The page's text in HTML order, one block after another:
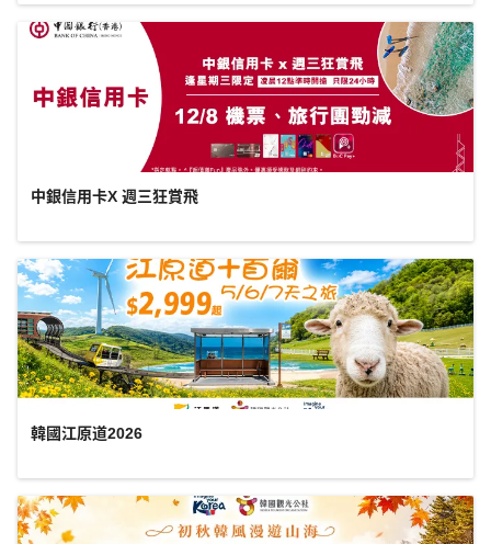
中銀信用卡X 週三狂賞飛
韓國江原道2026